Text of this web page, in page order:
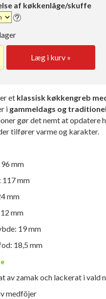
af køkkenlåge/skuffe
Læg i kurv »
et klassisk køkkengreb
i gammeldags og
gør det nemt at opdatere
tilfører varme og karakter.
mm
117 mm
mm
mm
19 mm
18,5 mm
av zamak och lackerat i vald
medföjer